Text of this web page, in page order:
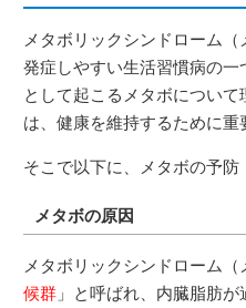
メタボリックシンドローム
発症しやすい生活習慣病の
として起こるメタボについ
は、健康を維持するために重
そこで以下に、メタボの予防
メタボの原因
メタボリックシンドローム
候群 」と呼ばれ、内臓脂肪